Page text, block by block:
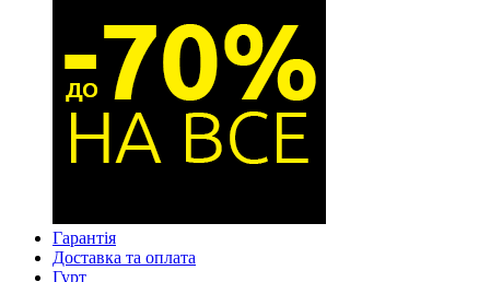
Гарантія
Доставка та оплата
Гурт